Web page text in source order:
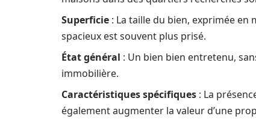
Superficie : La taille du bien, exprimée
spacieux est souvent plus prisé.
État général : Un bien bien entretenu,
immobilière.
Caractéristiques spécifiques : La
également augmenter la valeur d’une